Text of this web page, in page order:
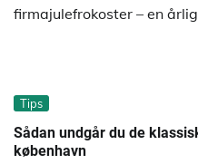
firmajulefrokoster – en
Tips
Sådan undgår du de
københavn